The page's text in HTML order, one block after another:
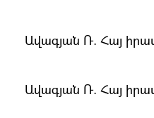
Ավագյան Ռ. Հայ
Ավագյան Ռ. Հայ